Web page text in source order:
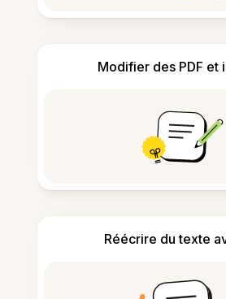
Modifier des PDF et
Réécrire du texte